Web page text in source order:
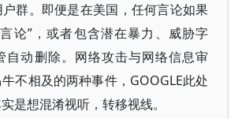
群。即便是在美国，任何言论如果
论”，或者包含潜在暴力、威胁字
自动删除。网络攻击与网络信息审
不相及的两种事件，GOOGLE此处
是想混淆视听，转移视线。